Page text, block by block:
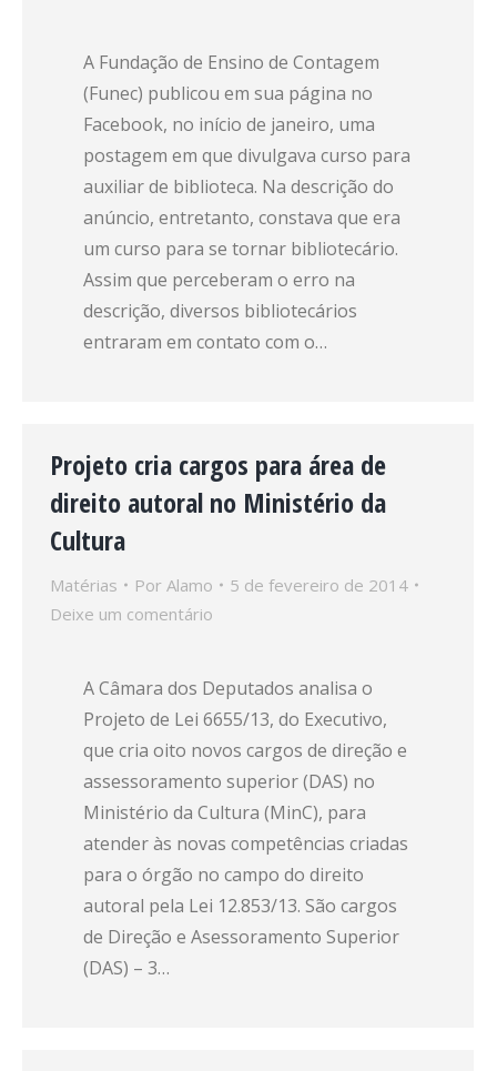
A Fundação de Ensino de Contagem
(Funec) publicou em sua página no
Facebook, no início de janeiro, uma
postagem em que divulgava curso para
auxiliar de biblioteca. Na descrição do
anúncio, entretanto, constava que era
um curso para se tornar bibliotecário.
Assim que perceberam o erro na
descrição, diversos bibliotecários
entraram em contato com o…
Projeto cria cargos para área de
direito autoral no Ministério da
Cultura
Matérias Por Alamo
5 de fevereiro de 2014
Deixe um comentário
A Câmara dos Deputados analisa o
Projeto de Lei 6655/13, do Executivo,
que cria oito novos cargos de direção e
assessoramento superior (DAS) no
Ministério da Cultura (MinC), para
atender às novas competências criadas
para o órgão no campo do direito
autoral pela Lei 12.853/13. São cargos
de Direção e Asessoramento Superior
(DAS) – 3…